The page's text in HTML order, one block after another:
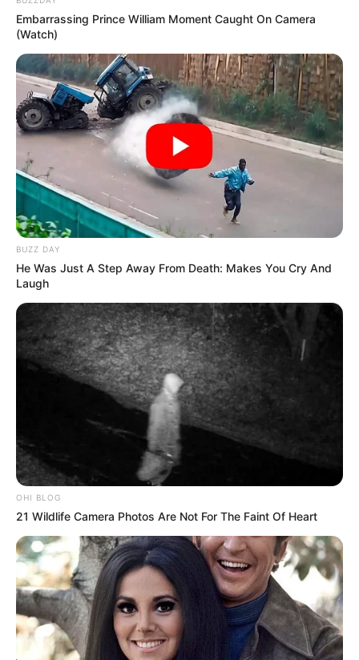
Embarrassing Prince William Moment Caught On Camera
(Watch)
BUZZ DAY
He Was Just A Step Away From Death: Makes You Cry And
Laugh
OHI BLOG
21 Wildlife Camera Photos Are Not For The Faint Of Heart